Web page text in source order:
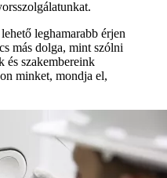
leghamarabb érjen
más dolga, mint szólni
és szakembereink
minket, mondja el,